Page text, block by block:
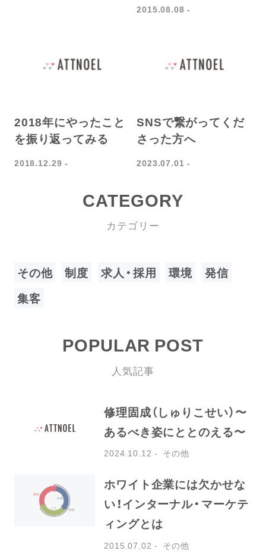
2015.08.08
2018年にやったこと
を振り返ってみる
2018.12.29
SNSで繋がってくだ
さった方へ
2023.07.01
CATEGORY
カテゴリー
その他 制度 求人・採用 環境
発信
集客
POPULAR POST
人気記事
修理固成（しゅりこせい）〜
あるべき姿にととのえる〜
2024.10.12 その他
ホワイト企業には欠かせな
い！インターナル・マーケテ
ィングとは
2015.07.02 その他